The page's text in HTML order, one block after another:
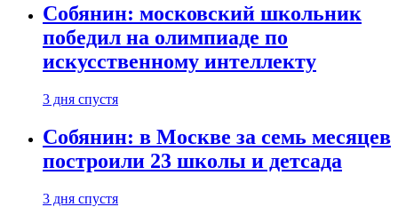
Собянин: московский школьник
победил на олимпиаде по
искусственному интеллекту
3 дня спустя
Собянин: в Москве за семь месяцев
построили 23 школы и детсада
3 дня спустя